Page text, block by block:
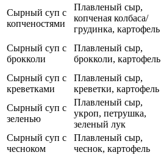
Сырный суп с
копченостями
Плавленый сыр,
копченая колбаса/
грудинка, картофель
Сырный суп с
брокколи
Плавленый сыр,
брокколи, картофель
Сырный суп с
креветками
Плавленый сыр,
креветки, картофель
Сырный суп с
зеленью
Плавленый сыр,
укроп, петрушка,
зеленый лук
Сырный суп с
чесноком
Плавленый сыр,
чеснок, картофель